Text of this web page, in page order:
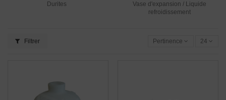
Durites
Vase d'expansion / Liquide
refroidissement
Filtrer Pertinence 24